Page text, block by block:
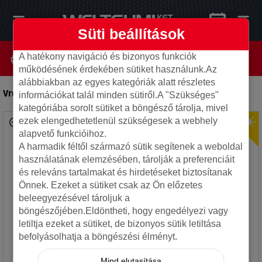
Vredestein 185/70R14 88V SPRINT CLASSIC-Autó gumi
Süti beállítások
A hatékony navigáció és bizonyos funkciók
működésének érdekében sütiket használunk.Az
alábbiakban az egyes kategóriák alatt részletes
információkat talál minden sütiről.A "Szükséges"
kategóriába sorolt sütiket a böngésző tárolja, mivel
ezek elengedhetetlenül szükségesek a webhely
alapvető funkcióihoz.
A harmadik féltől származó sütik segítenek a weboldal
használatának elemzésében, tárolják a preferenciáit
és releváns tartalmakat és hirdetéseket biztosítanak
Önnek. Ezeket a sütiket csak az Ön előzetes
beleegyezésével tároljuk a
böngészőjében.Eldöntheti, hogy engedélyezi vagy
letiltja ezeket a sütiket, de bizonyos sütik letiltása
befolyásolhatja a böngészési élményt.